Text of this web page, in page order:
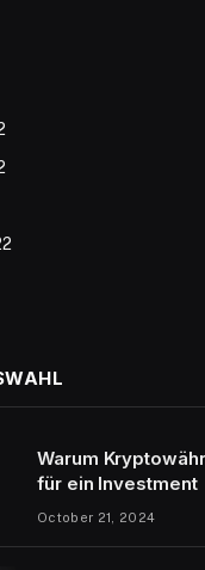
Warum
für ein Investment
October 21, 2024